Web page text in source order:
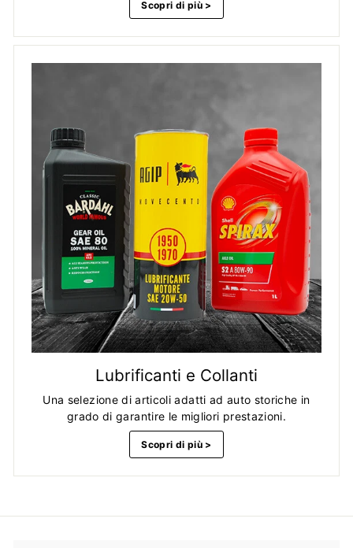
Scopri di più >
Lubrificanti e Collanti
Una selezione di articoli adatti ad auto storiche in
grado di garantire le migliori prestazioni.
Scopri di più >